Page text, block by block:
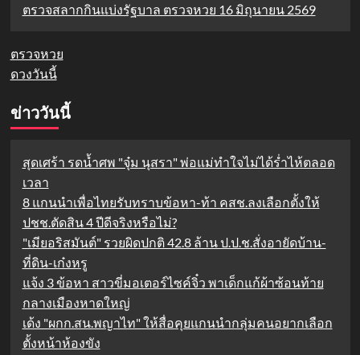
ตรวจสลากกินแบ่งรัฐบาล ตรวจหวย 16 มิถุนายน 2569
ตรวจหวย
ดวงวันนี้
ข่าววันนี้
สุดเศร้า รดน้ำศพ "จุ๋ม นุสรา" พ่อแม่ทำใจไม่ได้ร่ำไห้ตลอด
เวลา
8 แกนนำเพื่อไทยรับทราบข้อหา-ท้า คสช.ลงเลือกตั้งให้
ปชช.ตัดสิน 4 ปีดีจริงหรือไม่?
"เมียอริสมันต์" รวยผิดปกติ 42.8 ล้าน ป.ป.ช.สั่งอายัดบ้าน-
ที่ดิน-เก๋งหรู
แจ้ง 3 ข้อหา สาวขี่มอเตอร์ไซค์จิ๋ว พาเด็กแก้ผ้าซ้อนท้าย
กลางเมืองหาดใหญ่
เด้ง "ผกก.สน.พญาไท" ให้สื่อคุยแกนนำกลุ่มคนอยากเลือก
ตั้งหน้าห้องขัง